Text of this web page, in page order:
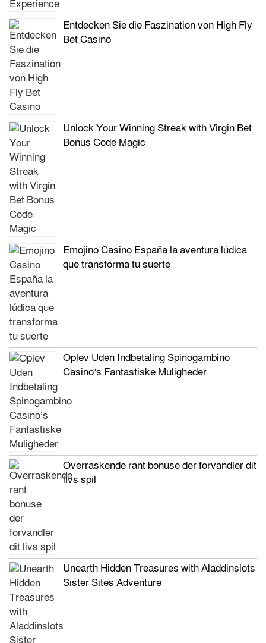
Entdecken Sie die Faszination von High Fly
Bet Casino
Unlock Your Winning Streak with Virgin Bet
Bonus Code Magic
Emojino Casino España la aventura lúdica
que transforma tu suerte
Oplev Uden Indbetaling Spinogambino
Casino’s Fantastiske Muligheder
Overraskende rant bonuse der forvandler dit
livs spil
Unearth Hidden Treasures with Aladdinslots
Sister Sites Adventure